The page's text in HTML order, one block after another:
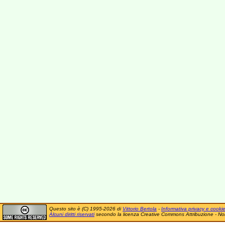
Questo sito è (C) 1995-2026 di Vittorio Bertola - Informativa privacy e cookie
Alcuni diritti riservatisecondo la licenza Creative Commons Attribuzione -